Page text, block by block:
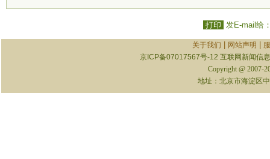
打印 发E-mail给
关于我们 网站声明
京ICP备07017567号-12 互联网新闻信
Copyright @ 2007-
地址：北京市海淀区